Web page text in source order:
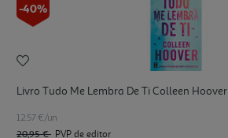
-40%
Livro Tudo Me Lembra De Ti Colleen Hoover
12.57 €/un
20,95 € PVP de editor